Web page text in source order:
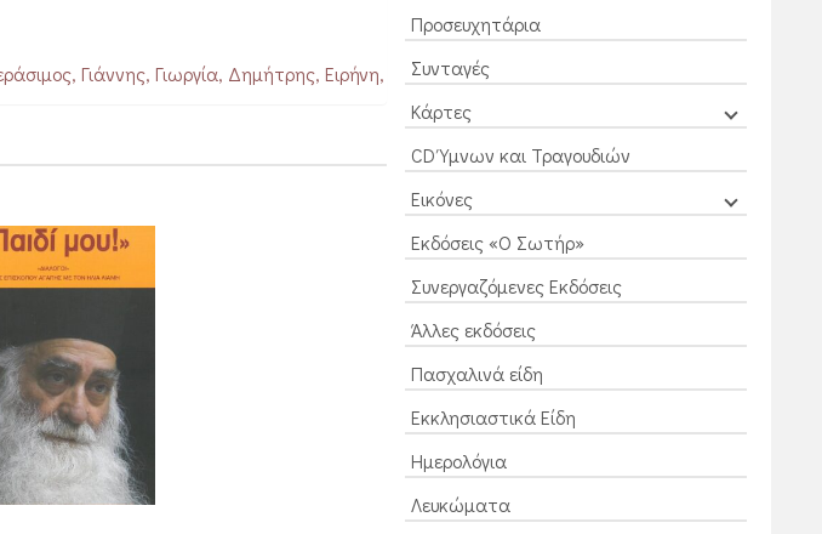
Γιάννης, Γιωργία, Δημήτρης, Ειρήνη,
Προσευχητάρια
Συνταγές
Κάρτες
CD Ύμνων και Τραγουδιών
Εικόνες
Εκδόσεις «Ο Σωτήρ»
Συνεργαζόμενες Εκδόσεις
Άλλες εκδόσεις
Πασχαλινά είδη
Εκκλησιαστικά Είδη
Ημερολόγια
Λευκώματα